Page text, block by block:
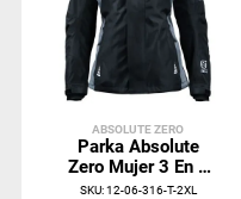
ABSOLUTE ZERO
Parka Absolute
Zero Mujer 3 En 1
Negro Z-8100
SKU:12-06-316-T-2XL